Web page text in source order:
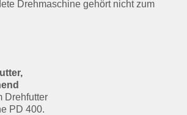
Drehmaschine gehört nicht zum
Drehfutter
PD 400.